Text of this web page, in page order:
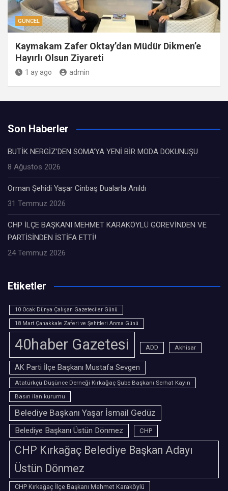
GÜNCEL
Kaymakam Zafer Oktay’dan Müdür Dikmen’e
Hayırlı Olsun Ziyareti
1 ay ago admin
Son Haberler
BUTİK NERGİZ’DEN SOMA’YA YENİ BİR MODA DOKUNUŞU
8 Ağustos 2026
Orman Şehidi Yaşar Cinbaş Dualarla Anıldı
31 Temmuz 2026
CHP İLÇE BAŞKANI MEHMET KARAKÖYLÜ GÖREVİNDEN VE
PARTİSİNDEN İSTİFA ETTİ!
24 Temmuz 2026
Etiketler
10 Ocak Dünya Çalışan Gazeteciler Günü
18 Mart Çanakkale Zaferi ve Şehitleri Anma Günü
40haber Gazetesi ADD Akhisar
AK Parti İlçe Başkanı Mustafa Sevgen
Atatürkçü Düşünce Derneği Kırkağaç Şube Başkanı Serhat Kayın
Basın ilan kurumu
Belediye Başkanı Yaşar İsmail Gedüz
Belediye Başkanı Üstün Dönmez CHP
CHP Kırkağaç Belediye Başkan Adayı
Üstün Dönmez
CHP Kırkağaç İlçe Başkanı Mehmet Karaköylü